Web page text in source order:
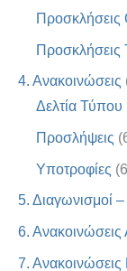
Προσκλήσεις
Προσκλήσεις
4. Ανακοινώσεις
Δελτία Τύπου
Προσλήψεις
Υποτροφίες
5. Διαγωνισμοί
6.
7.